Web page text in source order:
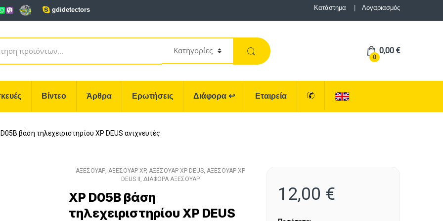
gdidetectors Κατάστημα Λογαριασμός
0
0,00 €
Βίντεο Άρθρα Ερωτήσεις Διάφορα ↩ Εταιρεία
βάση τηλεχειριστηρίου XP DEUS ανιχνευτές
ΑΞΕΣΟΥΑΡ, ΑΞΕΣΟΥΑΡ XP, ΑΞΕΣΟΥΑΡ XP DEUS, ΑΞΕΣΟΥΑΡ XP
DEUS II ΔΙΑΦΟΡΑ ΑΞΕΣΟΥΑΡ
XP D05B βάση
τηλεχειριστηρίου XP DEUS
12,00 €